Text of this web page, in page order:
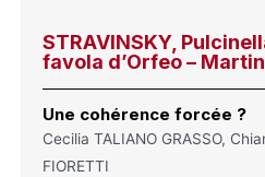
STRAVINSKY,
favola d’Orfeo –
Une cohérence forcée ?
Cecilia TALIANO GRASSO,
FIORETTI